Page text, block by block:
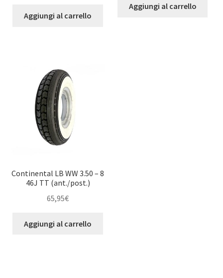
Aggiungi al carrello
Aggiungi al carrello
Continental LB WW 3.50 – 8
46J TT (ant./post.)
65,95€
Aggiungi al carrello